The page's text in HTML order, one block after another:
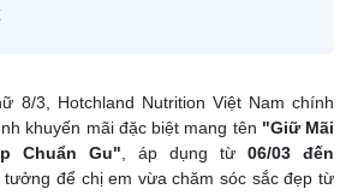
8/3, Hotchland Nutrition Việt Nam chính
khuyến mãi đặc biệt mang tên "Giữ Mãi
Chuẩn Gu" , áp dụng từ 06/03 đến
tưởng để chị em vừa chăm sóc sắc đẹp từ